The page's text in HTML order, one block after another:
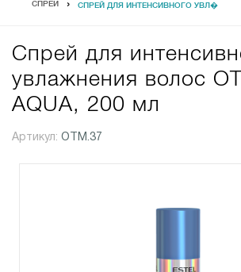
СПРЕИ СПРЕЙ ДЛЯ ИНТЕНСИВНОГО УВЛ�
Спрей для
увлажнения волос
AQUA, 200 мл
Артикул: OTM.37